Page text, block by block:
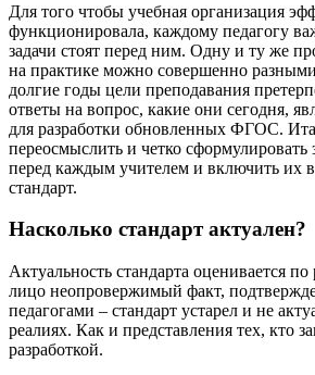
Для того чтобы учебная организация
функционировала, каждому педагогу
задачи стоят перед ним. Одну и ту же
на практике можно совершенно
долгие годы цели преподавания
ответы на вопрос, какие они сегодня,
для разработки обновленных ФГОС.
переосмыслить и четко сформулировать
перед каждым учителем и включить их
стандарт.
Насколько стандарт актуален?
Актуальность стандарта оценивается
лицо неопровержимый факт,
педагогами – стандарт устарел и не
реалиях. Как и представления тех, кто
разработкой.